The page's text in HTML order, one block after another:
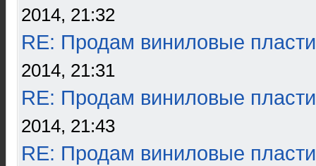
2014, 21:32
RE: Продам виниловые
2014, 21:31
RE: Продам виниловые
2014, 21:43
RE: Продам виниловые